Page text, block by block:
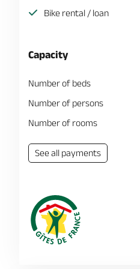
Bike rental / loan
Capacity
Number of beds
Number of persons
Number of rooms
See all payments